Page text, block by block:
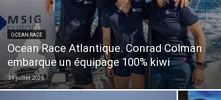
OCEAN RACE
Ocean Race Atlantique. Conrad Colman
embarque un équipage 100% kiwi
31 juillet 2026